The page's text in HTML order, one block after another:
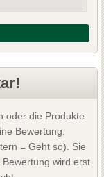
oder die Produkte
Bewertung.
= Geht so). Sie
wird erst